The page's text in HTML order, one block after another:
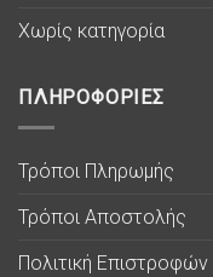
Χωρίς κατηγορία
ΠΛΗΡΟΦΟΡΙΕΣ
Τρόποι Πληρωμής
Τρόποι Αποστολής
Πολιτική Επιστροφών